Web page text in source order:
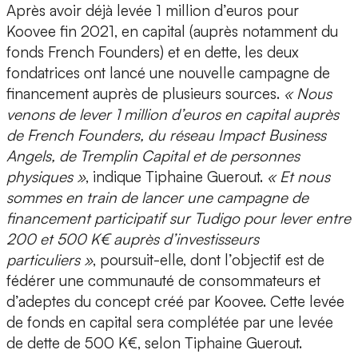
Après avoir déjà levée 1 million d’euros pour
Koovee fin 2021, en capital (auprès notamment du
fonds French Founders) et en dette, les deux
fondatrices ont lancé une nouvelle campagne de
financement auprès de plusieurs sources. « Nous
venons de lever 1 million d’euros en capital auprès
de French Founders, du réseau Impact Business
Angels, de Tremplin Capital et de personnes
physiques », indique Tiphaine Guerout. « Et nous
sommes en train de lancer une campagne de
financement participatif sur Tudigo pour lever entre
200 et 500 K€ auprès d’investisseurs
particuliers », poursuit-elle, dont l’objectif est de
fédérer une communauté de consommateurs et
d’adeptes du concept créé par Koovee. Cette levée
de fonds en capital sera complétée par une levée
de dette de 500 K€, selon Tiphaine Guerout.